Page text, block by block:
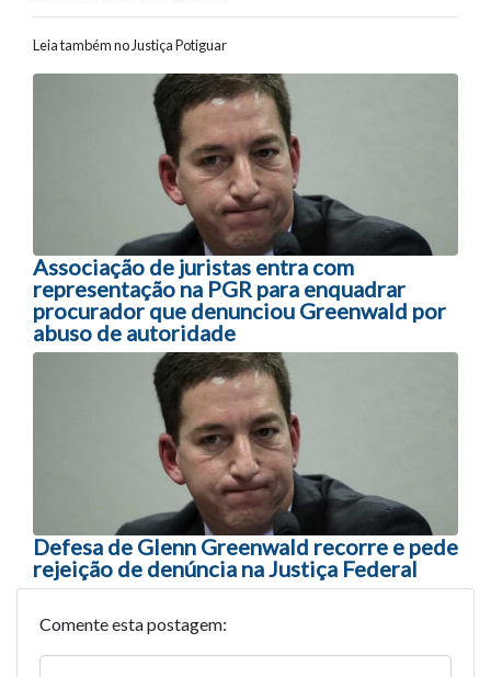
Leia também no Justiça Potiguar
Navegação entre posts
Associação de juristas entra com
representação na PGR para enquadrar
procurador que denunciou Greenwald por
abuso de autoridade
Defesa de Glenn Greenwald recorre e pede
rejeição de denúncia na Justiça Federal
Comente esta postagem: